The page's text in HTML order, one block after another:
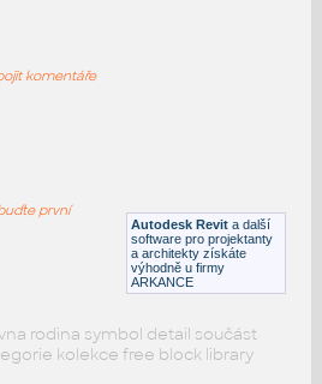
kuchyňský dřez
Autodesk Revit a další
software pro projektanty
a architekty získáte
výhodně u firmy
ARKANCE
komentáře
první
rodina symbol detail součást
kolekce free block library